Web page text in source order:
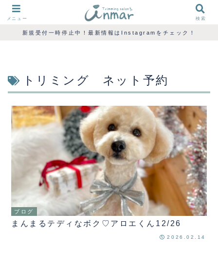
新規受付一時停止中！最新情報はInstagramをチェック！
トリミング ネット予約
ブログ
まんまるテディなボク♡アロエくん12/26
2026.02.14
メニュー 検索